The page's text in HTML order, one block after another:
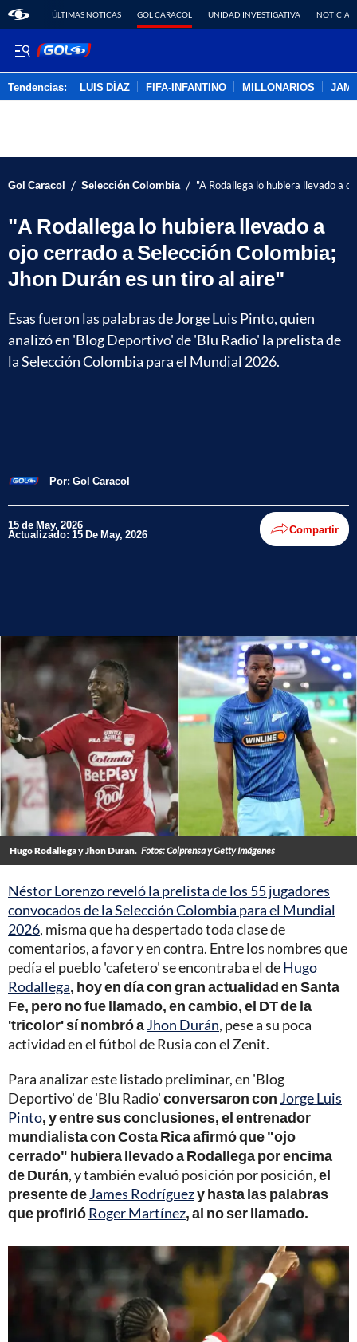
ÚLTIMAS NOTICAS GOL CARACOL UNIDAD INVESTIGATIVA NOTICIAS
Tendencias: LUIS DÍAZ FIFA-INFANTINO MILLONARIOS
Gol Caracol / Selección Colombia / "A Rodallega lo hubiera llevado a
"A Rodallega lo hubiera llevado a
ojo cerrado a Selección Colombia;
Jhon Durán es un tiro al aire"
Esas fueron las palabras de Jorge Luis Pinto, quien
analizó en 'Blog Deportivo' de 'Blu Radio' la prelista de
la Selección Colombia para el Mundial 2026.
Por: Gol Caracol
15 de May, 2026
Actualizado: 15 De May, 2026 Compartir
Hugo Rodallega y Jhon Durán. Fotos: Colprensa y Getty Imágenes
Néstor Lorenzo reveló la prelista de los 55 jugadores
convocados de la Selección Colombia para el Mundial
2026, misma que ha despertado toda clase de
comentarios, a favor y en contra. Entre los nombres que
pedía el pueblo 'cafetero' se encontraba el deHugo
Rodallega, hoy en día con gran actualidad en Santa
Fe, pero no fue llamado, en cambio, el DT de la
'tricolor' sí nombró aJhon Durán, pese a su poca
actividad en el fútbol de Rusia con el Zenit.
Para analizar este listado preliminar, en 'Blog
Deportivo' de 'Blu Radio'conversaron con Jorge Luis
Pinto, y entre sus conclusiones, el entrenador
mundialista con Costa Rica afirmó que "ojo
cerrado" hubiera llevado a Rodallega por encima
de Durán, y también evaluó posición por posición,el
presente deJames Rodríguezy hasta las palabras
que profirióRoger Martínez, al no ser llamado.